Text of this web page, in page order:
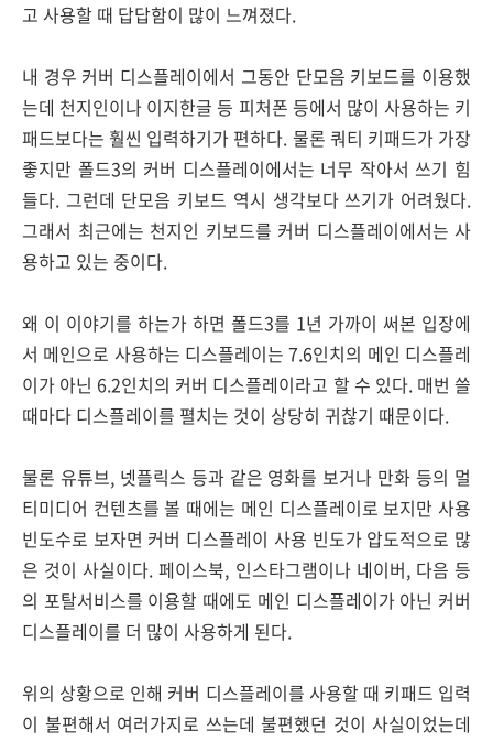
고 사용할 때 답답함이 많이 느껴졌다.
내 경우 커버 디스플레이에서 그동안 단모음 키보드를 이용했
는데 천지인이나 이지한글 등 피처폰 등에서 많이 사용하는 키
패드보다는 훨씬 입력하기가 편하다. 물론 쿼티 키패드가 가장
좋지만 폴드3의 커버 디스플레이에서는 너무 작아서 쓰기 힘
들다. 그런데 단모음 키보드 역시 생각보다 쓰기가 어려웠다.
그래서 최근에는 천지인 키보드를 커버 디스플레이에서는 사
용하고 있는 중이다.
왜 이 이야기를 하는가 하면 폴드3를 1년 가까이 써본 입장에
서 메인으로 사용하는 디스플레이는 7.6인치의 메인 디스플레
이가 아닌 6.2인치의 커버 디스플레이라고 할 수 있다. 매번 쓸
때마다 디스플레이를 펼치는 것이 상당히 귀찮기 때문이다.
물론 유튜브, 넷플릭스 등과 같은 영화를 보거나 만화 등의 멀
티미디어 컨텐츠를 볼 때에는 메인 디스플레이로 보지만 사용
빈도수로 보자면 커버 디스플레이 사용 빈도가 압도적으로 많
은 것이 사실이다. 페이스북, 인스타그램이나 네이버, 다음 등
의 포탈서비스를 이용할 때에도 메인 디스플레이가 아닌 커버
디스플레이를 더 많이 사용하게 된다.
위의 상황으로 인해 커버 디스플레이를 사용할 때 키패드 입력
이 불편해서 여러가지로 쓰는데 불편했던 것이 사실이었는데